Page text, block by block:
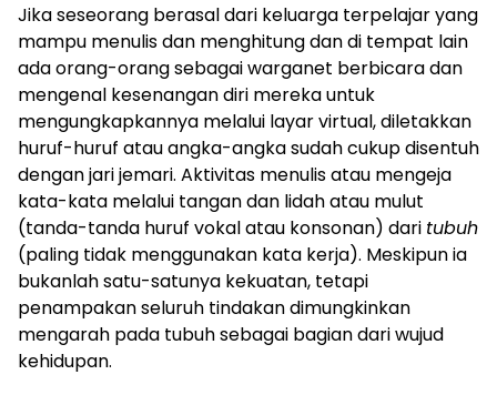
Jika seseorang berasal dari keluarga terpelajar yang
mampu menulis dan menghitung dan di tempat lain
ada orang-orang sebagai warganet berbicara dan
mengenal kesenangan diri mereka untuk
mengungkapkannya melalui layar virtual, diletakkan
huruf-huruf atau angka-angka sudah cukup disentuh
dengan jari jemari. Aktivitas menulis atau mengeja
kata-kata melalui tangan dan lidah atau mulut
(tanda-tanda huruf vokal atau konsonan) dari tubuh
(paling tidak menggunakan kata kerja). Meskipun ia
bukanlah satu-satunya kekuatan, tetapi
penampakan seluruh tindakan dimungkinkan
mengarah pada tubuh sebagai bagian dari wujud
kehidupan.